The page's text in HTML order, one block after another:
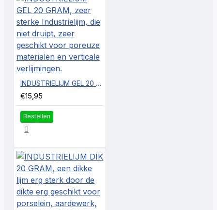
Na 8 uur uitharden is het resultaat optimaal.
INDUSTRIELIJM GEL 20 GRAM, zeer sterke Industrielijm, die niet druipt, zeer geschikt voor poreuze materialen en verticale verlijmingen.
€15,95
Bestellen